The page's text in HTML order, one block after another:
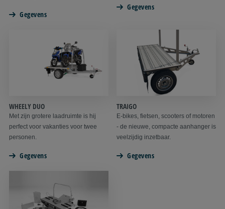
Gegevens
Gegevens
WHEELY DUO
Met zijn grotere laadruimte is hij
perfect voor vakanties voor twee
personen.
Gegevens
TRAIGO
E-bikes, fietsen, scooters of motoren
- de nieuwe, compacte aanhanger is
veelzijdig inzetbaar.
Gegevens